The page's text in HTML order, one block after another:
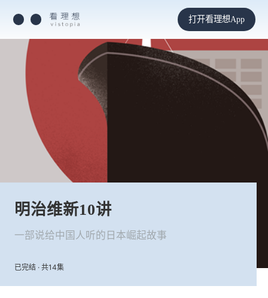
打开看理想App
明治维新10讲
一部说给中国人听的日本崛起故事
已完结 · 共14集